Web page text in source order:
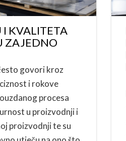
I KVALITETA
ZAJEDNO
govori kroz
i rokove
procesa
u proizvodnji i
proizvodnji te su